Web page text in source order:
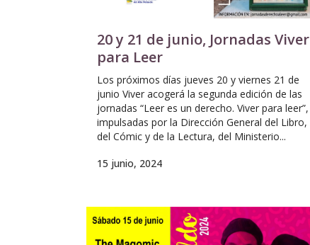
20 y 21 de junio, Jornadas Viver
para Leer
Los próximos días jueves 20 y viernes 21 de
junio Viver acogerá la segunda edición de las
jornadas “Leer es un derecho. Viver para leer”,
impulsadas por la Dirección General del Libro,
del Cómic y de la Lectura, del Ministerio...
15 junio, 2024